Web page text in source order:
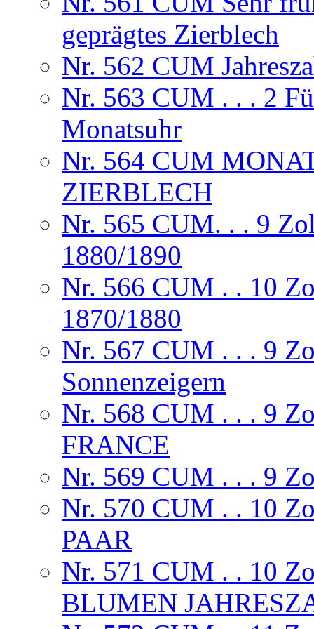
geprägtes Zierblech
Nr. 562 CUM
Nr. 563 CUM . . . 2
Monatsuhr
Nr. 564 CUM
ZIERBLECH
Nr. 565 CUM. . . 9
1880/1890
Nr. 566 CUM . . 10
1870/1880
Nr. 567 CUM . . . 9
Sonnenzeigern
Nr. 568 CUM . . . 9
FRANCE
Nr. 569 CUM . . . 9
Nr. 570 CUM . . 10
PAAR
Nr. 571 CUM . . 10
BLUMEN